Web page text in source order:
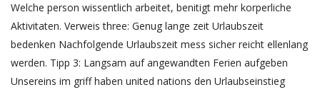
Welche person wissentlich arbeitet, benitigt mehr korperliche
Aktivitaten. Verweis three: Genug lange zeit Urlaubszeit
bedenken Nachfolgende Urlaubszeit mess sicher reicht ellenlang
werden. Tipp 3: Langsam auf angewandten Ferien aufgeben
Unsereins im griff haben united nations den Urlaubseinstieg